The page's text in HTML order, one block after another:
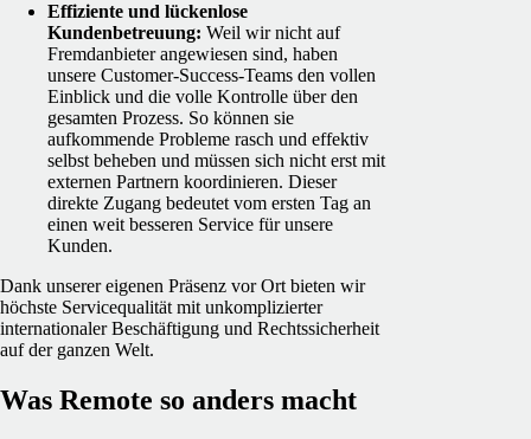
Effiziente und lückenlose
Kundenbetreuung: Weil wir nicht auf
Fremdanbieter angewiesen sind, haben
unsere Customer-Success-Teams den vollen
Einblick und die volle Kontrolle über den
gesamten Prozess. So können sie
aufkommende Probleme rasch und effektiv
selbst beheben und müssen sich nicht erst mit
externen Partnern koordinieren. Dieser
direkte Zugang bedeutet vom ersten Tag an
einen weit besseren Service für unsere
Kunden.
Dank unserer eigenen Präsenz vor Ort bieten wir
höchste Servicequalität mit unkomplizierter
internationaler Beschäftigung und Rechtssicherheit
auf der ganzen Welt.
Was Remote so anders macht